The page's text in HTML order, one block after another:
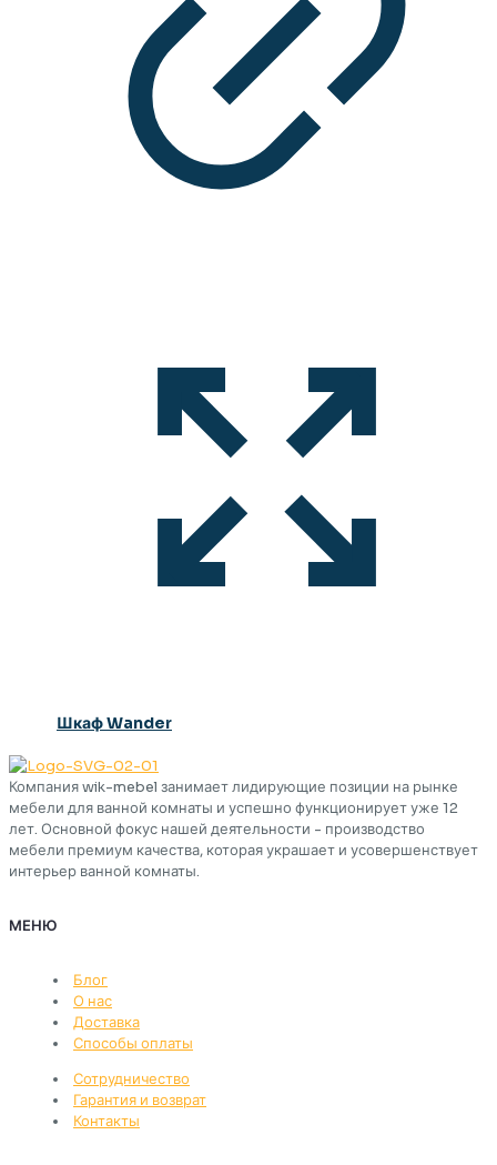
Шкаф Wander
Компания wik-mebel занимает лидирующие позиции на рынке
мебели для ванной комнаты и успешно функционирует уже 12
лет. Основной фокус нашей деятельности - производство
мебели премиум качества, которая украшает и усовершенствует
интерьер ванной комнаты.
МЕНЮ
Блог
О нас
Доставка
Способы оплаты
Сотрудничество
Гарантия и возврат
Контакты